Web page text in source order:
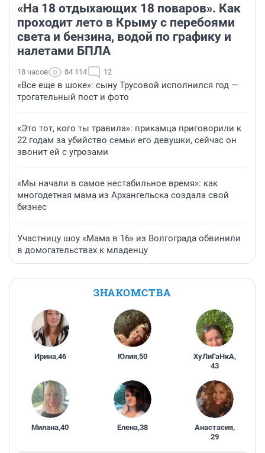
«На 18 отдыхающих 18 поваров». Как
проходит лето в Крыму с перебоями
света и бензина, водой по графику и
налетами БПЛА
18 часов 84 114 12
«Все еще в шоке»: сыну Трусовой исполнился год —
трогательный пост и фото
«Это тот, кого ты травила»: прикамца приговорили к
22 годам за убийство семьи его девушки, сейчас он
звонит ей с угрозами
«Мы начали в самое нестабильное время»: как
многодетная мама из Архангельска создала свой
бизнес
Участницу шоу «Мама в 16» из Волгограда обвинили
в домогательствах к младенцу
ЗНАКОМСТВА
Ирина,46 Юлия,50 ХуЛиГаНкА,
43
Милана,40 Елена,38 Анастасия,
29